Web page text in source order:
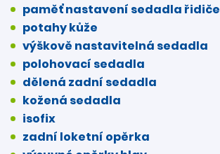
paměť nastavení sedadla řidiče
potahy kůže
výškově nastavitelná sedadla
polohovací sedadla
dělená zadní sedadla
kožená sedadla
isofix
zadní loketní opěrka